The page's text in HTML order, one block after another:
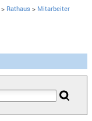
> Rathaus > Mitarbeiter